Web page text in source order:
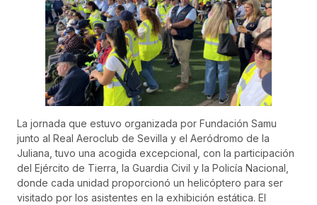
La jornada que estuvo organizada por Fundación Samu
junto al Real Aeroclub de Sevilla y el Aeródromo de la
Juliana, tuvo una acogida excepcional, con la participación
del Ejército de Tierra, la Guardia Civil y la Policía Nacional,
donde cada unidad proporcionó un helicóptero para ser
visitado por los asistentes en la exhibición estática. El